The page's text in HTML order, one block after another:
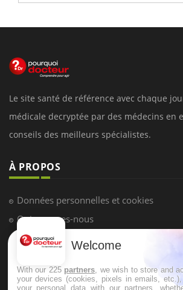
Le site santé de référence avec chaque
médicale decryptée par des médecins en
conseils des meilleurs spécialistes.
À PROPOS
Données personnelles et cookies
Qui sommes-nous
Conditions d'utilisation
Mentions Légales
Welcome
With our 225 partners , we wish to store and
your devices (cookies, pixels in emails,
your personal data with our partners,